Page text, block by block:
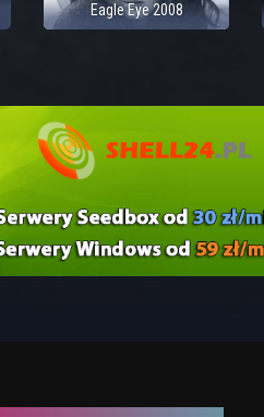
Eagle Eye 2008